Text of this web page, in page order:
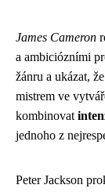
James Cameron
a ambiciózními
žánru a ukázat,
mistrem ve
kombinovat
jednoho z
Peter Jackson